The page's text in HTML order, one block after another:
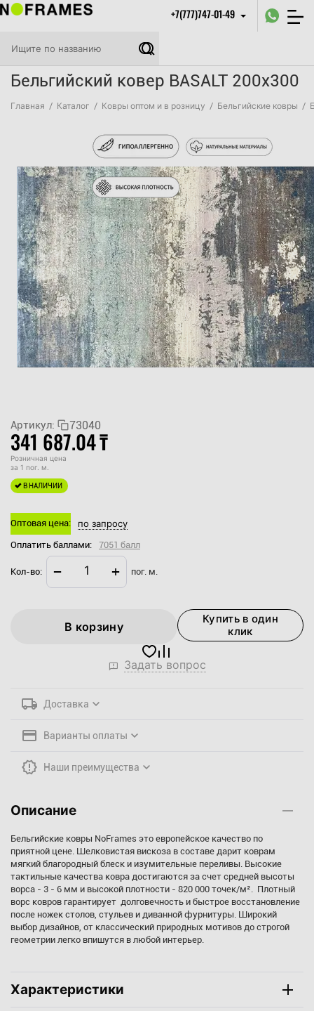
+7(777)747-01-49
Бельгийский ковер BASALT 200x300
Главная / Каталог / Ковры оптом и в розницу / Бельгийские ковры /
Артикул: 73040
341 687.04₸
Розничная цена
за 1 пог. м.
В НАЛИЧИИ
Оптовая цена: по запросу
Оплатить баллами: 7051 балл
Кол-во: +
− пог. м.
В корзину
Купить в один
клик
Задать вопрос
Доставка
Варианты оплаты
Наши преимущества
Описание
Бельгийские ковры NoFrames это европейское качество по
приятной цене. Шелковистая вискоза в составе дарит коврам
мягкий благородный блеск и изумительные переливы. Высокие
тактильные качества ковра достигаются за счет средней высоты
ворса - 3 - 6 мм и высокой плотности - 820 000 точек/м². Плотный
ворс ковров гарантирует долговечность и быстрое восстановление
после ножек столов, стульев и диванной фурнитуры. Широкий
выбор дизайнов, от классический природных мотивов до строгой
геометрии легко впишутся в любой интерьер.
Характеристики